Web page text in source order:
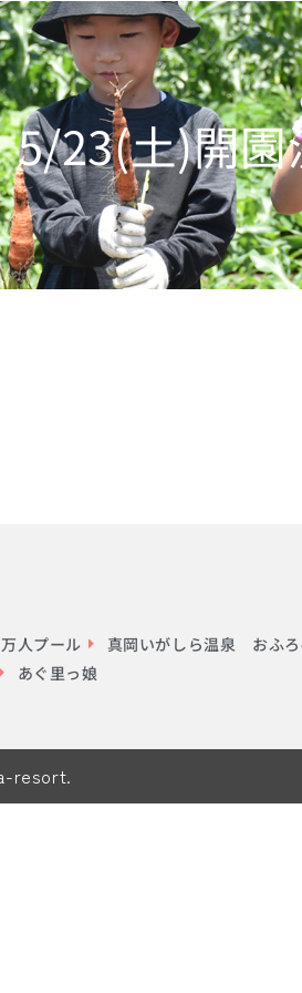
5/23(土)開
人プール
真岡いがしら温泉 おふ
あぐ里っ娘
resort.